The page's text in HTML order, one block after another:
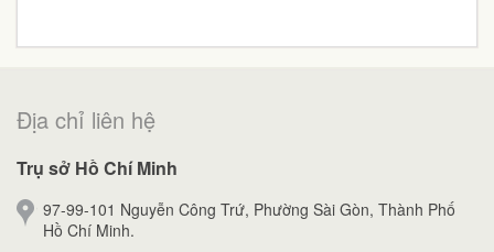
Địa chỉ liên hệ
Trụ sở Hồ Chí Minh
97-99-101 Nguyễn Công Trứ, Phường Sài Gòn, Thành Phố
Hồ Chí Minh.